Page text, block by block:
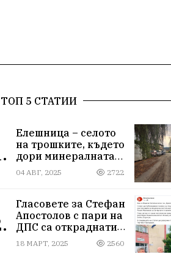
ТОП 5 СТАТИИ
Елешница – селото
на трошките, където
дори минералната
вода не може да
измие срама
04 АВГ, 2025 2722
Гласовете за Стефан
Апостолов с пари на
ДПС са откраднати
от Иван Герчев,
медия бухалка го
18 МАРТ, 2025 2560